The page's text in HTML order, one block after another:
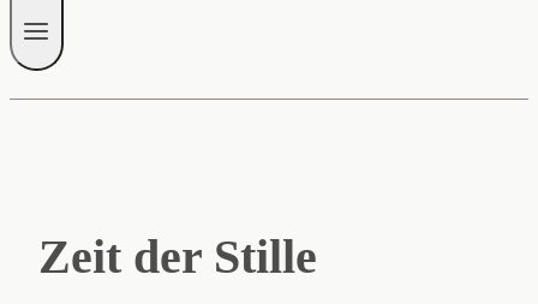
Zeit der Stille